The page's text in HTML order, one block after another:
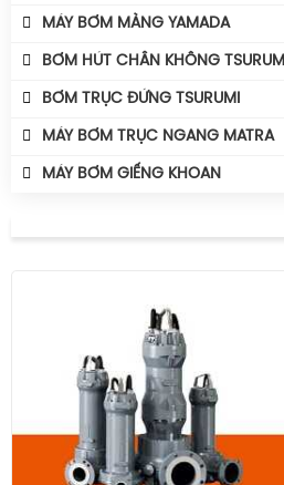
MÁY BƠM MÀNG YAMADA
BƠM HÚT CHÂN KHÔNG TSURUMI
BƠM TRỤC ĐỨNG TSURUMI
MÁY BƠM TRỤC NGANG MATRA
MÁY BƠM GIẾNG KHOAN